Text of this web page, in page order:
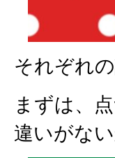
それぞれ
まずは、
違いがな